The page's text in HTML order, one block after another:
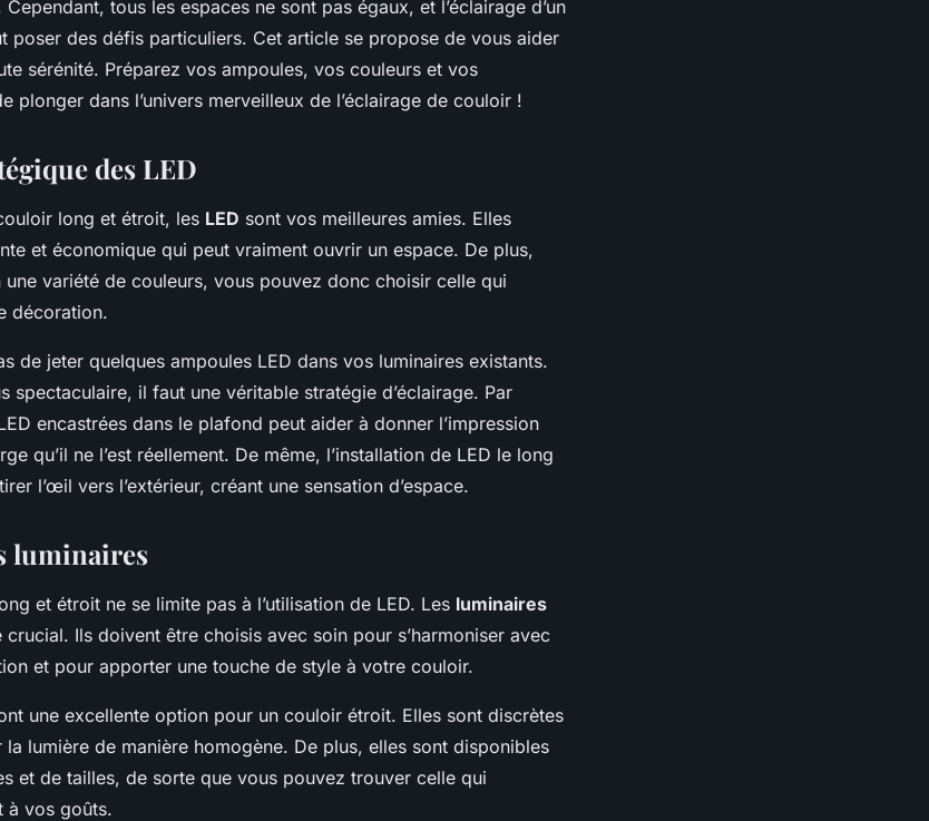
long et
tous les espaces ne sont pas égaux, et l’éclairage d’un
poser des défis particuliers. Cet article se propose de vous aider
sérénité. Préparez vos ampoules, vos couleurs et vos
plonger dans l’univers merveilleux de l’éclairage de couloir !
des LED
long et étroit, les LED sont vos meilleures amies. Elles
et économique qui peut vraiment ouvrir un espace. De plus,
variété de couleurs, vous pouvez donc choisir celle qui
décoration.
de jeter quelques ampoules LED dans vos luminaires existants.
spectaculaire, il faut une véritable stratégie d’éclairage. Par
encastrées dans le plafond peut aider à donner l’impression
qu’il ne l’est réellement. De même, l’installation de LED le long
l’œil vers l’extérieur, créant une sensation d’espace.
luminaires
et étroit ne se limite pas à l’utilisation de LED. Les luminaires
Ils doivent être choisis avec soin pour s’harmoniser avec
et pour apporter une touche de style à votre couloir.
une excellente option pour un couloir étroit. Elles sont discrètes
lumière de manière homogène. De plus, elles sont disponibles
et de tailles, de sorte que vous pouvez trouver celle qui
à vos goûts.